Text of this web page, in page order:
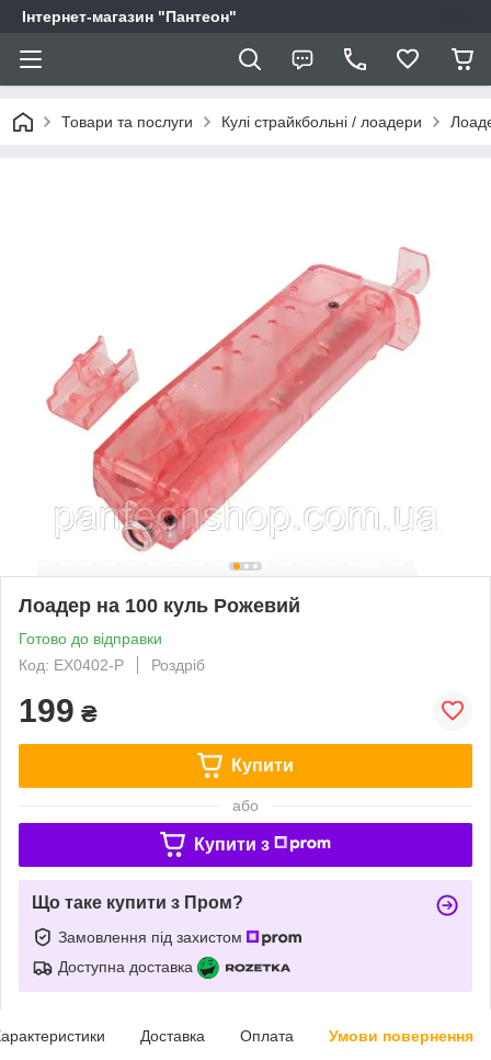
Інтернет-магазин "Пантеон"
Товари та послуги Кулі страйкбольні / лоадери
Лоадер на 100 куль Рожевий
Готово до відправки
Код: EX0402-P
Роздріб
199 ₴
Купити
або
Купити з
Що таке купити з Пром?
Замовлення під захистом
Доступна доставка
Доставка Оплата Умови повернення